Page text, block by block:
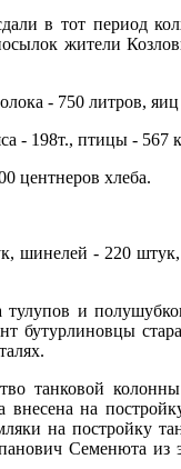
в тот период
жители
- 750 литров,
198т., птицы - 567
центнеров хлеба.
- 220 штук,
и
бутурлиновцы
танковой
на
на постройку
Семенюта из